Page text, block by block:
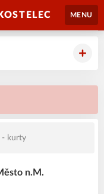
MENU
- kurty
n.M.